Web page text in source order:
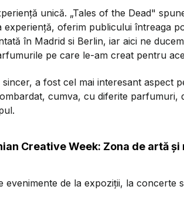
unică. „Tales of the Dead"
experiență, oferim publicului întreaga
în Madrid si Berlin, iar aici ne
pe care le-am creat pentru
a fost cel mai interesant aspect
cumva, cu diferite parfumuri,
Creative Week: Zona de artă
evenimente de la expoziții, la concerte